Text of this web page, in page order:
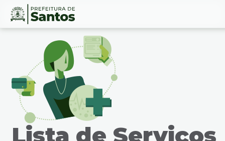
Ir
Conteúdo
Lista de Serviços